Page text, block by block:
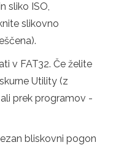
sliko ISO,
slikovno
v FAT32. Če želite
Utility (z
prek programov -
bliskovni pogon